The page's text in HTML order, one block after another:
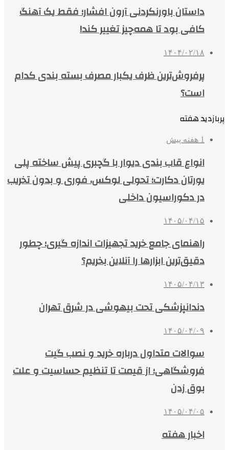
داستان باورنکردنی آرون افشار؛ فقط یک آهنگ
کافی بود تا همه‌چیز تغییر کند!
۱۴۰۴/۰۲/۱۸
پرفروش‌ترین ظرف یکبار مصرف بسته بندی کدام
است؟
پربازدید هفته
1 هفته پیش
انواع قاب بندی دیوار با گچبری پیش ساخته پلی
یورتان دکارت؛ تحولی لوکس، فوری و بدون تخریب
در دکوراسیون داخلی
۱۴۰۵/۰۴/۱۵
راهنمای جامع خرید تجهیزات اندازه گیری؛ چطور
دقیق‌ترین ابزارها را آنلاین بخریم؟
۱۴۰۵/۰۴/۱۳
دندانپزشکی تحت بیهوشی در شرق تهران
۱۴۰۵/۰۴/۰۹
سوالات متداول درباره خرید و نصب گیت
فروشگاهی؛ از قیمت تا تنظیم حساسیت و علت
بوق زدن
۱۴۰۵/۰۴/۰۵
اخبار هفته